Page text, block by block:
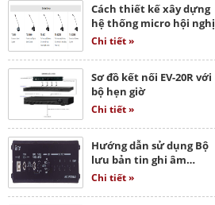
Cách thiết kế xây dựng
hệ thống micro hội nghị
Chi tiết »
Sơ đồ kết nối EV-20R với
bộ hẹn giờ
Chi tiết »
Hướng dẫn sử dụng Bộ
lưu bản tin ghi âm…
Chi tiết »